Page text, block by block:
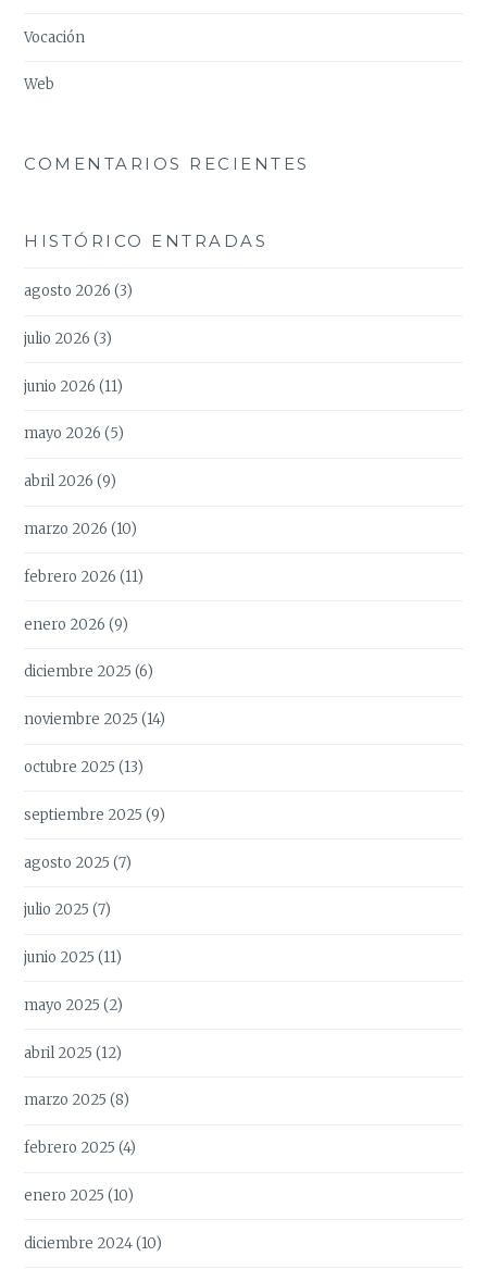
Vocación
Web
COMENTARIOS RECIENTES
HISTÓRICO ENTRADAS
agosto 2026 (3)
julio 2026 (3)
junio 2026 (11)
mayo 2026 (5)
abril 2026 (9)
marzo 2026 (10)
febrero 2026 (11)
enero 2026 (9)
diciembre 2025 (6)
noviembre 2025 (14)
octubre 2025 (13)
septiembre 2025 (9)
agosto 2025 (7)
julio 2025 (7)
junio 2025 (11)
mayo 2025 (2)
abril 2025 (12)
marzo 2025 (8)
febrero 2025 (4)
enero 2025 (10)
diciembre 2024(10)